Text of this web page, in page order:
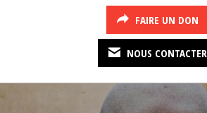
FAIRE UN DON
NOUS CONTACTER